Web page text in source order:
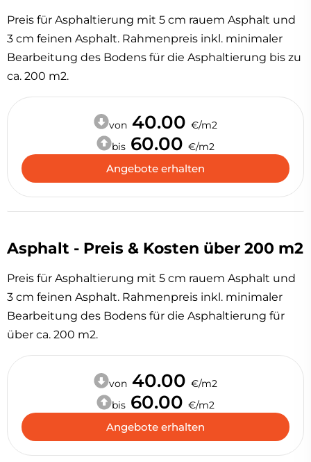
Preis für Asphaltierung mit 5 cm rauem Asphalt und
3 cm feinen Asphalt. Rahmenpreis inkl. minimaler
Bearbeitung des Bodens für die Asphaltierung bis zu
ca. 200 m2.
von 40.00€/m2
bis 60.00 €/m2
Angebote erhalten
Asphalt - Preis & Kosten über 200 m2
Preis für Asphaltierung mit 5 cm rauem Asphalt und
3 cm feinen Asphalt. Rahmenpreis inkl. minimaler
Bearbeitung des Bodens für die Asphaltierung für
über ca. 200 m2.
von 40.00€/m2
bis 60.00 €/m2
Angebote erhalten